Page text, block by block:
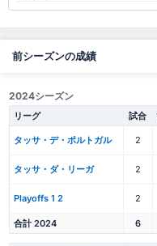
前シーズンの成績
2024シーズン
リーグ 試合
タッサ・デ・ポルトガル 2
タッサ・ダ・リーガ 2
Playoffs 1 2 2
合計 2024 6